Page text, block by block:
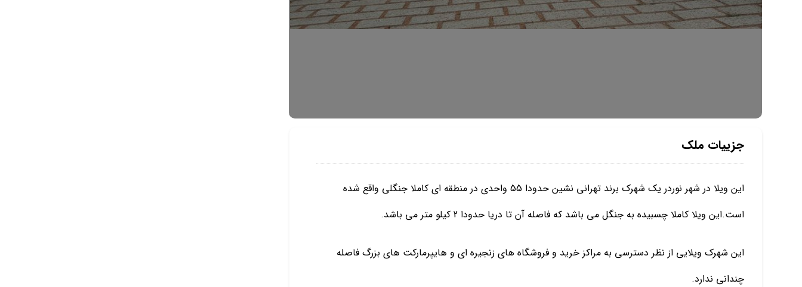
جزییات ملک
این ویلا در شهر نوردر یک شهرک برند تهرانی نشین حدودا 55 واحدی در منطقه ای کاملا جنگلی واقع شده
است.این ویلا کاملا چسبیده به جنگل می باشد که فاصله آن تا دریا حدودا 2 کیلو متر می باشد.
این شهرک ویلایی از نظر دسترسی به مراکز خرید و فروشگاه های زنجیره ای و هایپرمارکت های بزرگ فاصله
چندانی ندارد.